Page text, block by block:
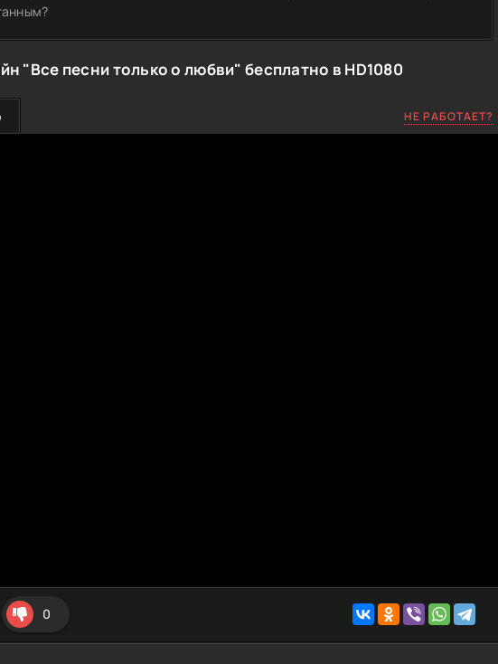
"Все песни только о любви" бесплатно в HD1080
НЕ РАБОТАЕТ?
0